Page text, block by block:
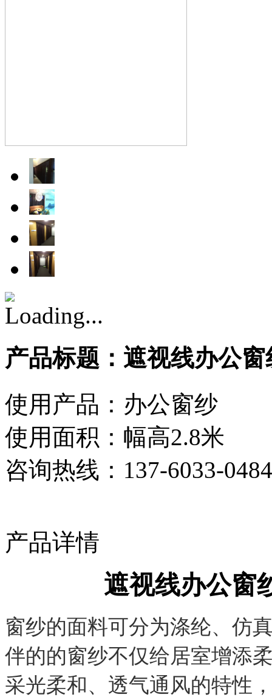
产品标题：遮视线办公
使用产品：办公窗纱
使用面积：幅高2.8米
咨询热线： 137-6033-0484
产品详情
遮视线办公窗
窗纱的面料可分为涤纶、仿
伴的的窗纱不仅给居室增添
采光柔和、透气通风的特性